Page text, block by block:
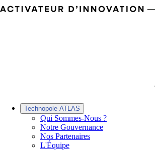
Technopole ATLAS
Qui Sommes-Nous ?
Notre Gouvernance
Nos Partenaires
L'Équipe